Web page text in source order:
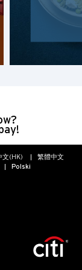
文(HK)
繁體中文
Polski